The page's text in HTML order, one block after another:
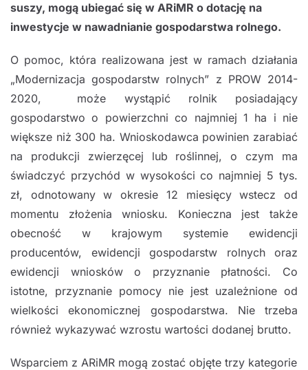
suszy, mogą ubiegać się w ARiMR o dotację na
inwestycje w nawadnianie gospodarstwa rolnego.
O pomoc, która realizowana jest w ramach działania
„Modernizacja gospodarstw rolnych” z PROW 2014-
2020, może wystąpić rolnik posiadający
gospodarstwo o powierzchni co najmniej 1 ha i nie
większe niż 300 ha. Wnioskodawca powinien zarabiać
na produkcji zwierzęcej lub roślinnej, o czym ma
świadczyć przychód w wysokości co najmniej 5 tys.
zł, odnotowany w okresie 12 miesięcy wstecz od
momentu złożenia wniosku. Konieczna jest także
obecność w krajowym systemie ewidencji
producentów, ewidencji gospodarstw rolnych oraz
ewidencji wniosków o przyznanie płatności. Co
istotne, przyznanie pomocy nie jest uzależnione od
wielkości ekonomicznej gospodarstwa. Nie trzeba
również wykazywać wzrostu wartości dodanej brutto.
Wsparciem z ARiMR mogą zostać objęte trzy kategorie